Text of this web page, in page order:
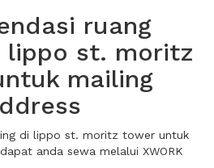
ruang
lippo st. moritz
mailing
di lippo st. moritz tower untuk
anda sewa melalui XWORK